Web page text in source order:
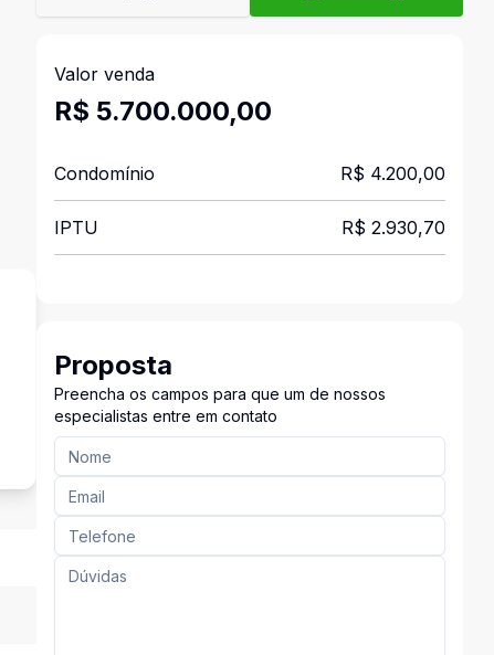
Valor venda
R$ 5.700.000,00
Condomínio R$ 4.200,00
IPTU R$ 2.930,70
Proposta
Preencha os campos para que um de nossos
especialistas entre em contato